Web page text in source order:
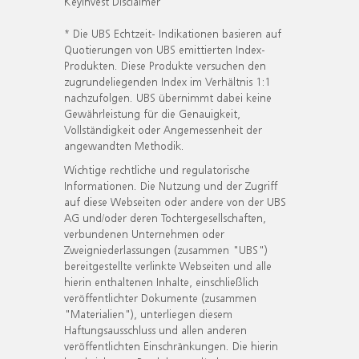
* Die UBS Echtzeit- Indikationen basieren auf
Quotierungen von UBS emittierten Index-
Produkten. Diese Produkte versuchen den
zugrundeliegenden Index im Verhältnis 1:1
nachzufolgen. UBS übernimmt dabei keine
Gewährleistung für die Genauigkeit,
Vollständigkeit oder Angemessenheit der
angewandten Methodik.
Wichtige rechtliche und regulatorische
Informationen. Die Nutzung und der Zugriff
auf diese Webseiten oder andere von der UBS
AG und/oder deren Tochtergesellschaften,
verbundenen Unternehmen oder
Zweigniederlassungen (zusammen "UBS")
bereitgestellte verlinkte Webseiten und alle
hierin enthaltenen Inhalte, einschließlich
veröffentlichter Dokumente (zusammen
"Materialien"), unterliegen diesem
Haftungsausschluss und allen anderen
veröffentlichten Einschränkungen. Die hierin